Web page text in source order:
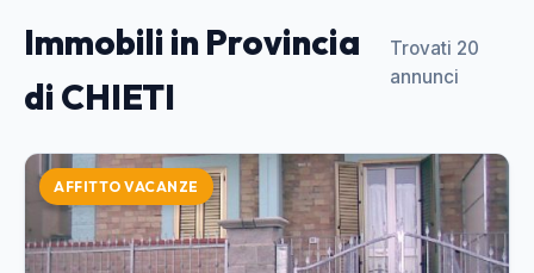
Immobili in Provincia
di CHIETI
Trovati 20
annunci
AFFITTO VACANZE